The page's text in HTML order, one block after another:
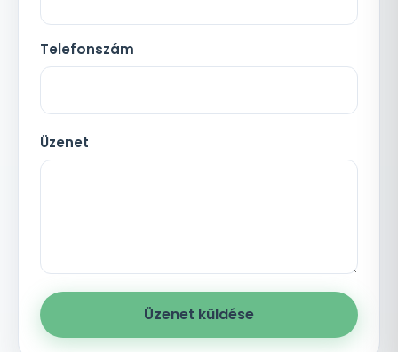
Telefonszám
Üzenet
Üzenet küldése